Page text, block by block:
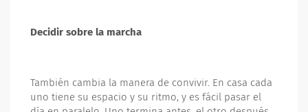
Decidir sobre la marcha
También cambia la manera de convivir. En casa cada
uno tiene su espacio y su ritmo, y es fácil pasar el